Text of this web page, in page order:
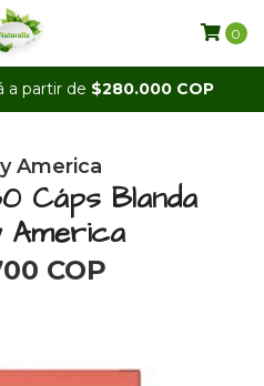
a partir de $280.000 COP
0
America
Cáps Blanda
America
COP